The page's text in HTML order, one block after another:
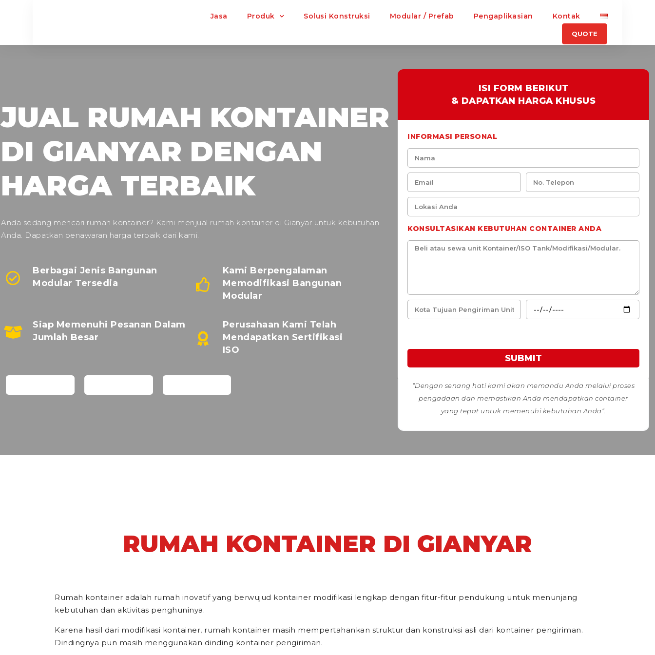
Jasa Produk Solusi Konstruksi Modular / Prefab Pengaplikasian Kontak
QUOTE
JUAL RUMAH KONTAINER
DI GIANYAR DENGAN
HARGA TERBAIK
Anda sedang mencari rumah kontainer? Kami menjual rumah kontainer di Gianyar untuk kebutuhan
Anda. Dapatkan penawaran harga terbaik dari kami.
Berbagai Jenis Bangunan
Modular Tersedia
Kami Berpengalaman
Memodifikasi Bangunan
Modular
Siap Memenuhi Pesanan Dalam
Jumlah Besar
Perusahaan Kami Telah
Mendapatkan Sertifikasi
ISO
ISI FORM BERIKUT
& DAPATKAN HARGA KHUSUS
INFORMASI PERSONAL
KONSULTASIKAN KEBUTUHAN CONTAINER ANDA
SUBMIT
“Dengan senang hati kami akan memandu Anda melalui proses
pengadaan dan memastikan Anda mendapatkan container
yang tepat untuk memenuhi kebutuhan Anda”.
RUMAH KONTAINER DI GIANYAR
Rumah kontainer adalah rumah inovatif yang berwujud kontainer modifikasi lengkap dengan fitur-fitur pendukung untuk menunjang
kebutuhan dan aktivitas penghuninya.
Karena hasil dari modifikasi kontainer, rumah kontainer masih mempertahankan struktur dan konstruksi asli dari kontainer pengiriman.
Dindingnya pun masih menggunakan dinding kontainer pengiriman.